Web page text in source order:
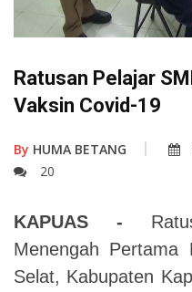
Ratusan Pelajar
Vaksin Covid-19
By HUMA BETANG
20
KAPUAS -
Menengah Pertama
Selat, Kabupaten